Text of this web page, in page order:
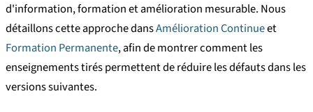
d'information, formation et amélioration mesurable. Nous
détaillons cette approche dansAmélioration Continueet
Formation Permanente, afin de montrer comment les
enseignements tirés permettent de réduire les défauts dans les
versions suivantes.